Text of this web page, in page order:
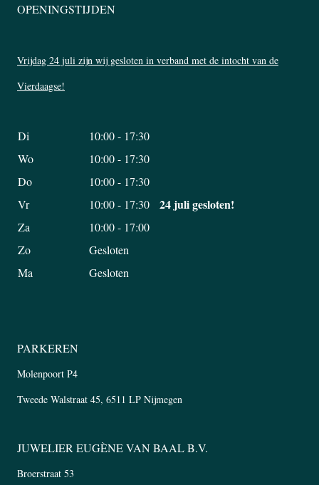
OPENINGSTIJDEN
Vrijdag 24 juli zijn wij gesloten in verband met de intocht van de
Vierdaagse!
Di
10:00 - 17:30
Wo
10:00 - 17:30
Do
10:00 - 17:30
Vr
10:00 - 17:30 24 juli gesloten!
Za
10:00 - 17:00
Zo
Gesloten
Ma
Gesloten
PARKEREN
Molenpoort P4
Tweede Walstraat 45, 6511 LP Nijmegen
JUWELIER EUGÈNE VAN BAAL B.V.
Broerstraat 53